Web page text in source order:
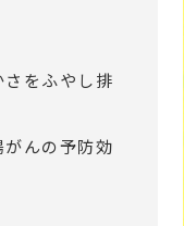
をふやし排
んの予防効